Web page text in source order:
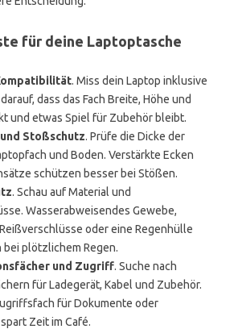
für deine Laptoptasche
. Miss dein Laptop inklusive
dass das Fach Breite, Höhe und
und etwas Spiel für Zubehör bleibt.
Stoßschutz. Prüfe die Dicke der
und Boden. Verstärkte Ecken
schützen besser bei Stößen.
. Schau auf Material und
Wasserabweisendes Gewebe,
oder eine Regenhülle
plötzlichem Regen.
und Zugriff. Suche nach
für Ladegerät, Kabel und Zubehör.
für Dokumente oder
Zeit im Café.